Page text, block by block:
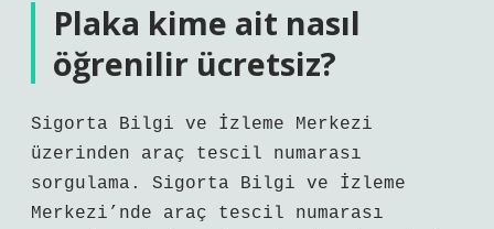
Plaka kime ait nasıl
öğrenilir ücretsiz?
Sigorta Bilgi ve İzleme Merkezi
üzerinden araç tescil numarası
sorgulama. Sigorta Bilgi ve İzleme
Merkezi’nde araç tescil numarası